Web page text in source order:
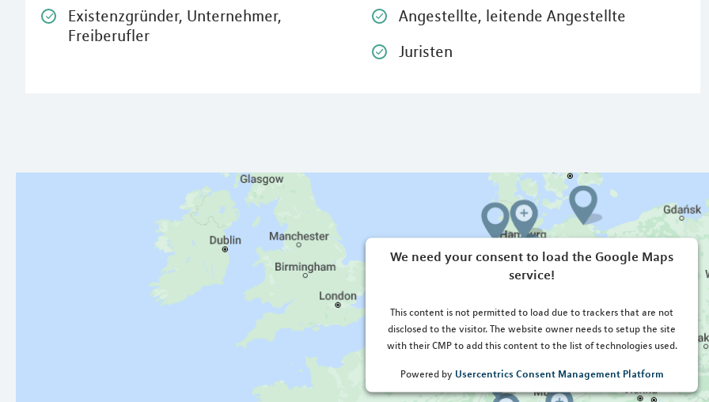
Existenzgründer, Unternehmer,
Freiberufler
Angestellte, leitende Angestellte
Juristen
We need your consent to load the Google Maps
service!
This content is not permitted to load due to trackers that are not
disclosed to the visitor. The website owner needs to setup the site
with their CMP to add this content to the list of technologies used.
Powered by Usercentrics Consent Management Platform